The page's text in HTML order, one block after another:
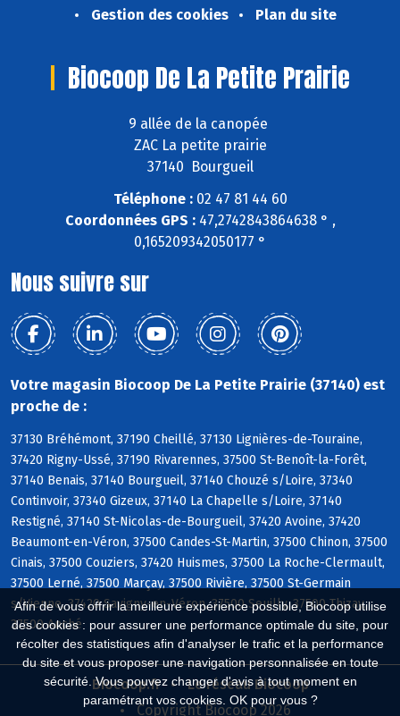
Afin de vous offrir la meilleure expérience possible, Biocoop utilise
des cookies : pour assurer une performance optimale du site, pour
récolter des statistiques afin d'analyser le trafic et la performance
du site et vous proposer une navigation personnalisée en toute
sécurité. Vous pouvez changer d'avis à tout moment en
paramétrant vos cookies. OK pour vous ?
Gestion des cookies
Plan du site
Biocoop De La Petite Prairie
9 allée de la canopée
ZAC La petite prairie
37140 Bourgueil
Téléphone :02 47 81 44 60
Coordonnées GPS :47,2742843864638 ° ,
0,165209342050177 °
Nous suivre sur
Votre magasin Biocoop De La Petite Prairie (37140) est
proche de :
37130 Bréhémont, 37190 Cheillé, 37130 Lignières-de-Touraine,
37420 Rigny-Ussé, 37190 Rivarennes, 37500 St-Benoît-la-Forêt,
37140 Benais, 37140 Bourgueil, 37140 Chouzé s/Loire, 37340
Continvoir, 37340 Gizeux, 37140 La Chapelle s/Loire, 37140
Restigné, 37140 St-Nicolas-de-Bourgueil, 37420 Avoine, 37420
Beaumont-en-Véron, 37500 Candes-St-Martin, 37500 Chinon, 37500
Cinais, 37500 Couziers, 37420 Huismes, 37500 La Roche-Clermault,
37500 Lerné, 37500 Marçay, 37500 Rivière, 37500 St-Germain
s/Vienne, 37420 Savigny-en-Véron, 37500 Seuilly, 37500 Thizay,
37500 Anché
Biocoop.fr
Le réseau Biocoop
Copyright Biocoop 2026